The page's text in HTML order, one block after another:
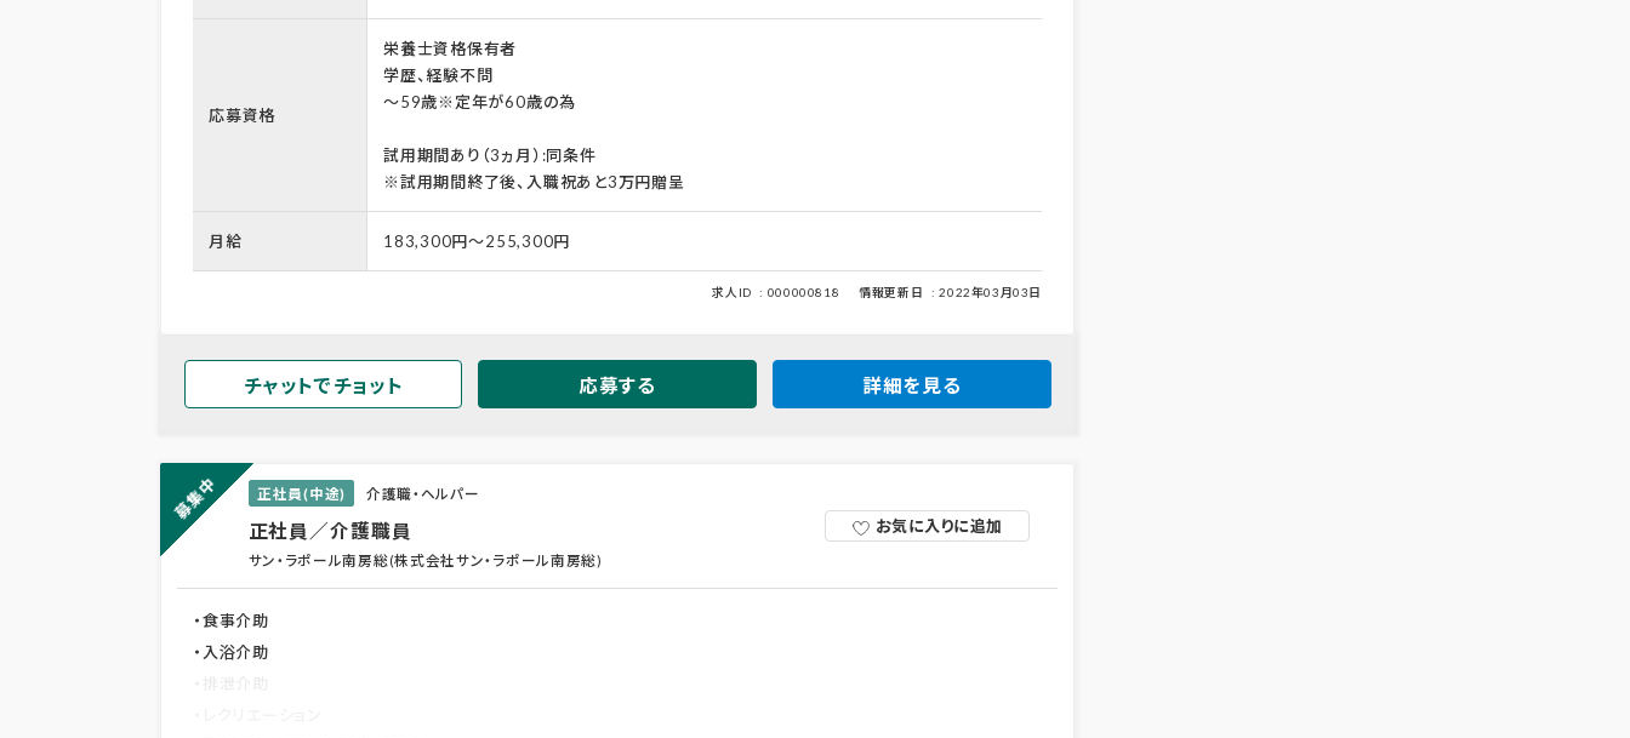
応募資格
栄養士資格保有者
学歴、経験不問
～59歳※定年が60歳の為
試用期間あり（3ヵ月）:同条件
※試用期間終了後、入職祝あと3万円贈呈
月給 183,300円～255,300円
求人ID 000000818 情報更新日 2022年03月03日
チャットでチョット 応募する 詳細を見る
募集中 正社員(中途) 介護職・ヘルパー
正社員／介護職員
サン・ラポール南房総(株式会社サン・ラポール南房総)
お気に入りに追加
・食事介助
・入浴介助